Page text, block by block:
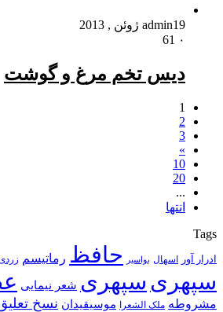
admin19 ژوئن , 2013
۰
دیس تخم مرغ و گوشت
1
2
3
»
10
20
...
انتها
Tags
ادرار آور اسهال بواسیر حافظ رماتیسم
سپهری سپهری شعر نیمایی
مشروطه ملک الشعرا موسیقیدان نسخ